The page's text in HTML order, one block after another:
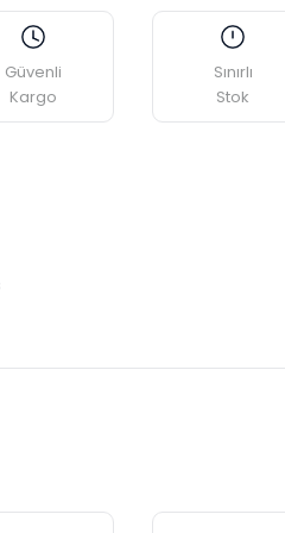
Güvenli
Kargo
Sınırlı
Stok